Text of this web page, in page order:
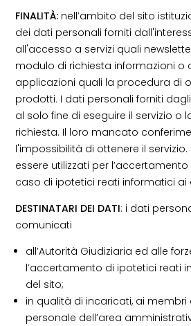
FINALITÀ: nell’ambito del sito
dei dati personali forniti
all'accesso a servizi quali
modulo di richiesta informazioni o
applicazioni quali la procedura di
prodotti. I dati personali forniti
al solo fine di eseguire il servizio o
richiesta. Il loro mancato
l'impossibilità di ottenere il
essere utilizzati per
caso di ipotetici reati informatici ai
DESTINATARI DEI DATI: i dati
comunicati
all’Autorità Giudiziaria ed alle
l’accertamento di ipotetici reati
del sito;
in qualità di incaricati, ai membri
personale dell’area